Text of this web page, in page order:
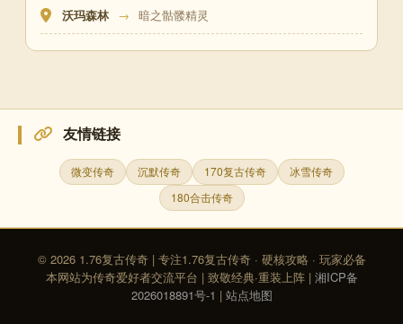
沃玛森林 → 暗之骷髅精灵
友情链接
微变传奇 沉默传奇 170复古传奇
冰雪传奇
180合击传奇
© 2026 1.76复古传奇 | 专注1.76复古传奇 · 硬核攻略 · 玩家必备
本网站为传奇爱好者交流平台 | 致敬经典·重装上阵 | 湘ICP备
2026018891号-1 | 站点地图